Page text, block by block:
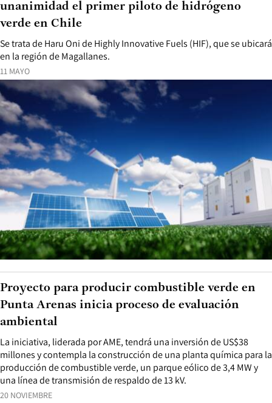
11 MAYO
Se trata de Haru Oni de Highly Innovative Fuels (HIF), que se ubicará
en la región de Magallanes.
unanimidad el primer piloto de hidrógeno
verde en Chile
20 NOVIEMBRE
La iniciativa, liderada por AME, tendrá una inversión de US$38
millones y contempla la construcción de una planta química para la
producción de combustible verde, un parque eólico de 3,4 MW y
una línea de transmisión de respaldo de 13 kV.
Proyecto para producir combustible verde en
Punta Arenas inicia proceso de evaluación
ambiental